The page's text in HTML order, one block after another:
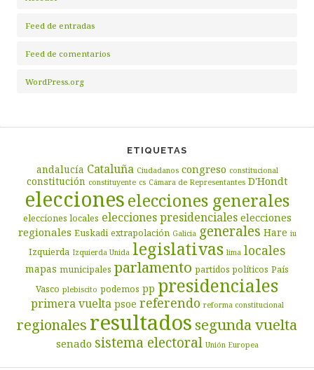
Feed de entradas
Feed de comentarios
WordPress.org
ETIQUETAS
andalucía Cataluña Ciudadanos congreso constitucional
constitución constituyente cs Cámara de Representantes D'Hondt
eleccioneselecciones generales
elecciones locales elecciones presidenciales elecciones
regionales Euskadi extrapolación Galicia generales Hare iu
Izquierda Izquierda Unida legislativas lima locales
mapas municipales parlamento partidos políticos País
Vasco plebiscito podemos pp presidenciales
primera vuelta psoe referendo reforma constitucional
regionales resultadossegunda vuelta
senado sistema electoral Unión Europea